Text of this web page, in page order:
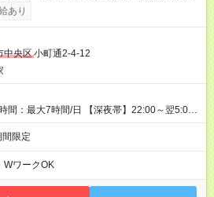
1ヶ月 雇用形態、給与は本採用時と同じです。
30日（※条件変更なし）ですが、切り上げで
あり
中央区小町通2-4-12
間：最大7時間/日 【深夜帯】22:00～翌5:00
OK◎ ※22:00から翌5:00までは18歳以上の方
歳未満の深夜業務禁止のため） ★深夜で
での勤務を行いますので、安心して働けま
限定
WワークOK